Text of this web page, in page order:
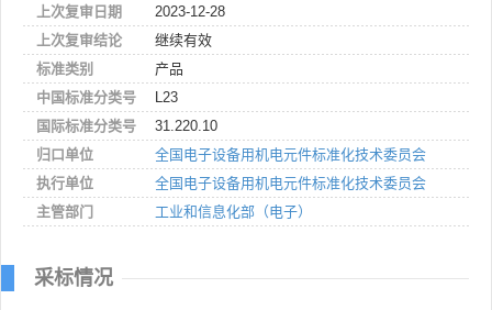
上次复审日期
2023-12-28
上次复审结论
继续有效
标准类别
产品
中国标准分类号
L23
国际标准分类号
31.220.10
归口单位
全国电子设备用机电元件标准化技术委员会
执行单位
全国电子设备用机电元件标准化技术委员会
主管部门
工业和信息化部（电子）
采标情况